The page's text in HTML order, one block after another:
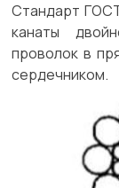
Стандарт
канаты
проволок в
сердечником.